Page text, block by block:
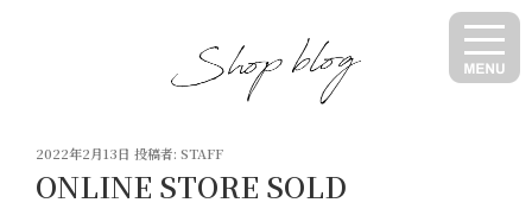
投
稿
日:
2022年2月13日 投稿者: STAFF
ONLINE STORE SOLD